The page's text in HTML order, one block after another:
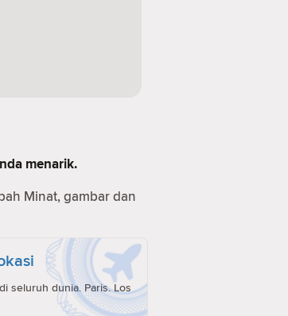
menarik.
Minat, gambar dan
seluruh dunia. Paris. Los